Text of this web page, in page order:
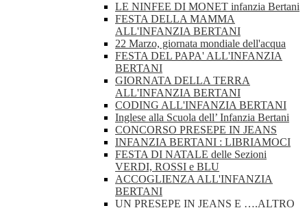
LE NINFEE DI MONET infanzia Bertani
FESTA DELLA MAMMA
ALL'INFANZIA BERTANI
22 Marzo, giornata mondiale dell'acqua
FESTA DEL PAPA' ALL'INFANZIA
BERTANI
GIORNATA DELLA TERRA
ALL'INFANZIA BERTANI
CODING ALL'INFANZIA BERTANI
Inglese alla Scuola dell’ Infanzia Bertani
CONCORSO PRESEPE IN JEANS
INFANZIA BERTANI : LIBRIAMOCI
FESTA DI NATALE delle Sezioni
VERDI, ROSSI e BLU
ACCOGLIENZA ALL'INFANZIA
BERTANI
UN PRESEPE IN JEANS E ….ALTRO